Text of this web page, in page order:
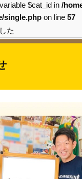
$cat_id in /
single.php on line 57
た